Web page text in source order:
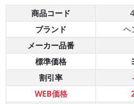
商品コード
ブランド
ヘ
メーカー品番
標準価格
割引率
WEB価格